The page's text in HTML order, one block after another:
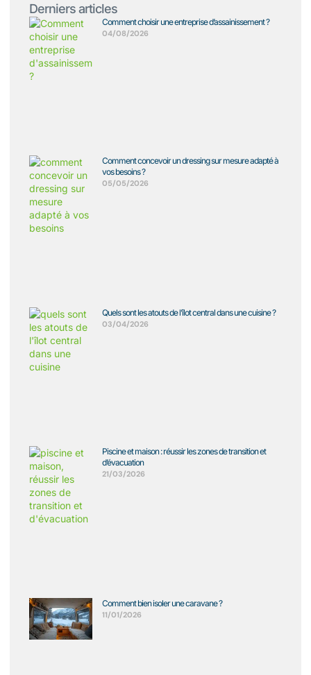
Derniers articles
Comment choisir une entreprise d’assainissement ?
04/08/2026
Comment concevoir un dressing sur mesure adapté à
vos besoins ?
05/05/2026
Quels sont les atouts de l’îlot central dans une cuisine ?
03/04/2026
Piscine et maison : réussir les zones de transition et
d’évacuation
21/03/2026
Comment bien isoler une caravane ?
11/01/2026